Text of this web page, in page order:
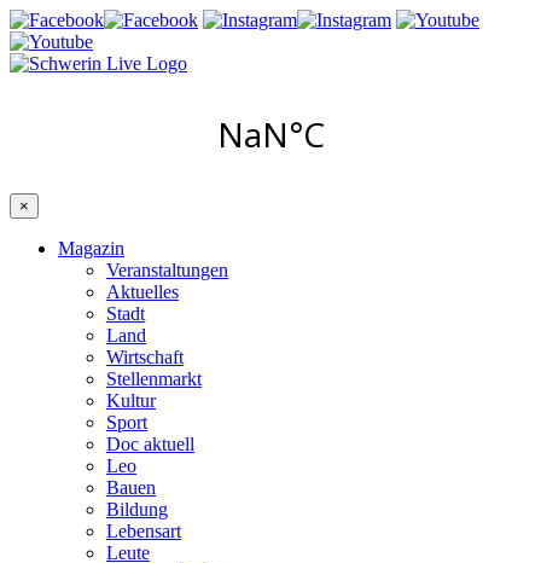
×
Magazin
Veranstaltungen
Aktuelles
Stadt
Land
Wirtschaft
Stellenmarkt
Kultur
Sport
Doc aktuell
Leo
Bauen
Bildung
Lebensart
Leute